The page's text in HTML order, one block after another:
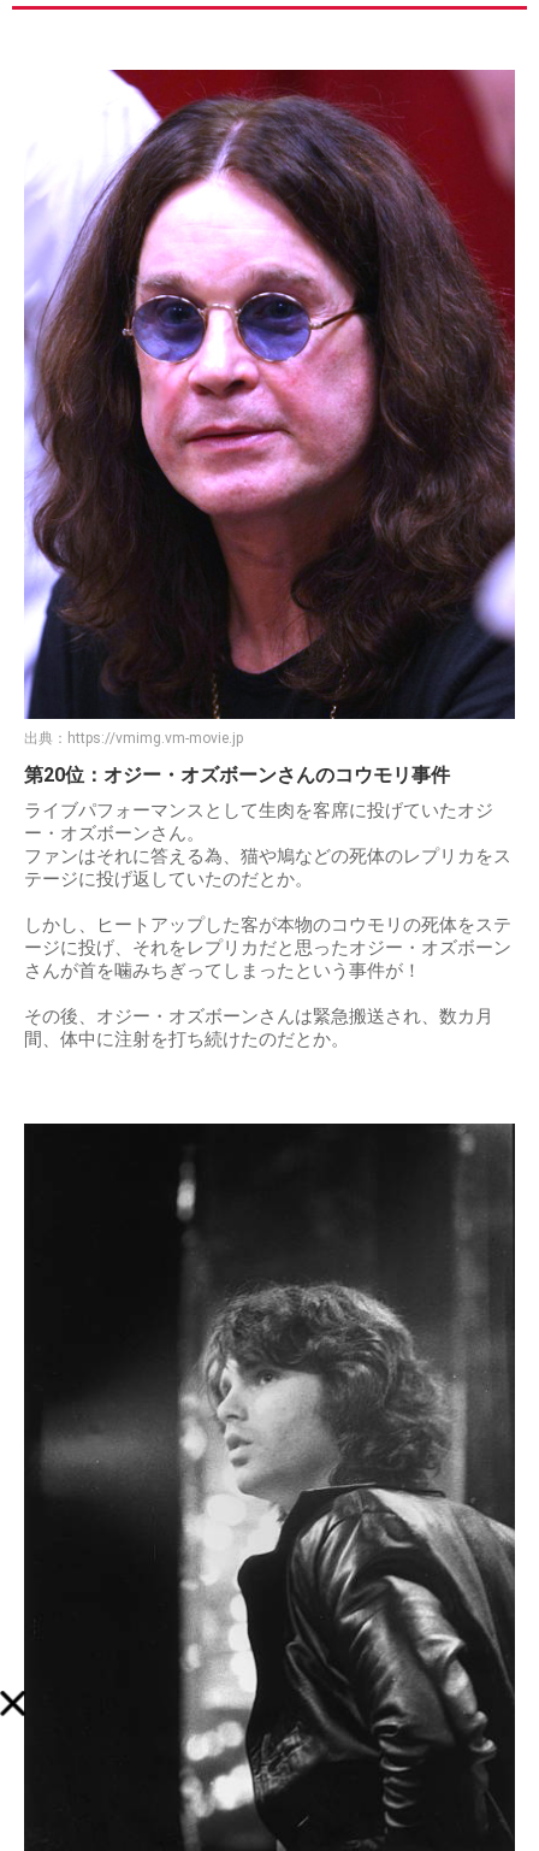
出典： https://vmimg.vm-movie.jp
第20位：オジー・オズボーンさんのコウモリ事件
ライブパフォーマンスとして生肉を客席に投げていたオジ
ー・オズボーンさん。
ファンはそれに答える為、猫や鳩などの死体のレプリカをス
テージに投げ返していたのだとか。
しかし、ヒートアップした客が本物のコウモリの死体をステ
ージに投げ、それをレプリカだと思ったオジー・オズボーン
さんが首を噛みちぎってしまったという事件が！
その後、オジー・オズボーンさんは緊急搬送され、数カ月
間、体中に注射を打ち続けたのだとか。